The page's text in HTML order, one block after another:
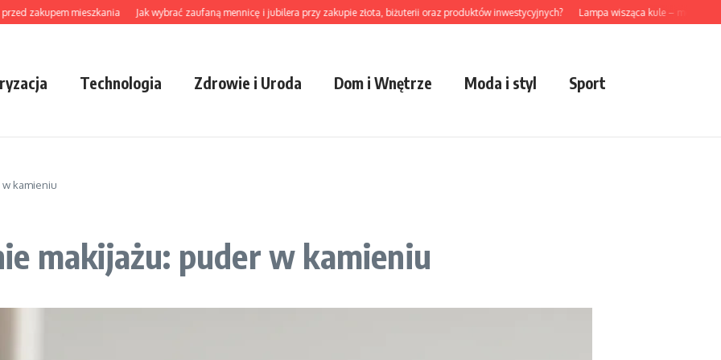
mieszkania Jak wybrać zaufaną mennicę i jubilera przy zakupie złota, biżuterii oraz produktów inwestycyjnych? Lampa wisząca kule – modny akcent
Technologia Zdrowie i Uroda Dom i Wnętrze Moda i styl Sport
kamieniu
makijażu: puder w kamieniu